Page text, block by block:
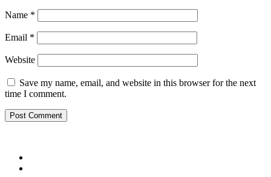
Name *
Email *
Website
Save my name, email, and website in this browser for the next
time I comment.